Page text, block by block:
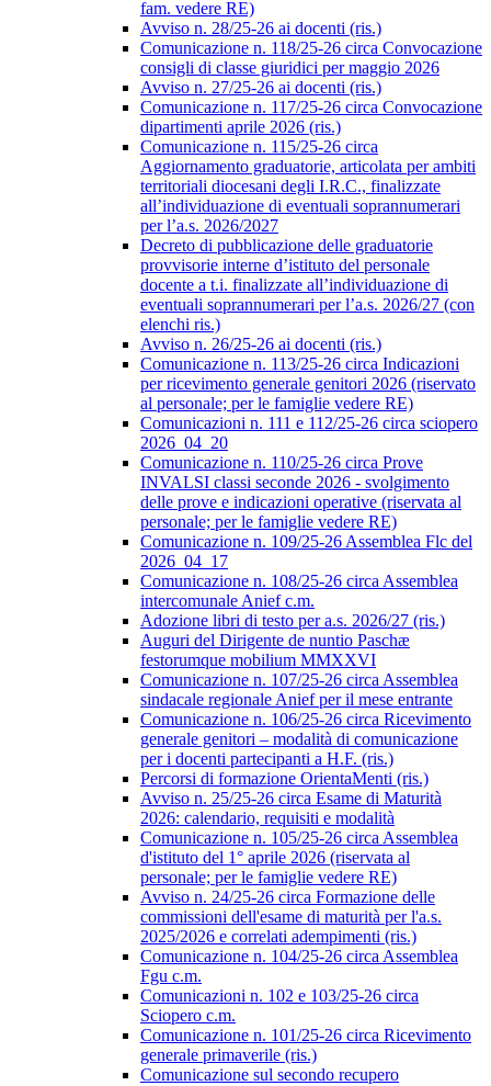
fam. vedere RE)
Avviso n. 28/25-26 ai docenti (ris.)
Comunicazione n. 118/25-26 circa Convocazione
consigli di classe giuridici per maggio 2026
Avviso n. 27/25-26 ai docenti (ris.)
Comunicazione n. 117/25-26 circa Convocazione
dipartimenti aprile 2026 (ris.)
Comunicazione n. 115/25-26 circa
Aggiornamento graduatorie, articolata per ambiti
territoriali diocesani degli I.R.C., finalizzate
all’individuazione di eventuali soprannumerari
per l’a.s. 2026/2027
Decreto di pubblicazione delle graduatorie
provvisorie interne d’istituto del personale
docente a t.i. finalizzate all’individuazione di
eventuali soprannumerari per l’a.s. 2026/27 (con
elenchi ris.)
Avviso n. 26/25-26 ai docenti (ris.)
Comunicazione n. 113/25-26 circa Indicazioni
per ricevimento generale genitori 2026 (riservato
al personale; per le famiglie vedere RE)
Comunicazioni n. 111 e 112/25-26 circa sciopero
2026_04_20
Comunicazione n. 110/25-26 circa Prove
INVALSI classi seconde 2026 - svolgimento
delle prove e indicazioni operative (riservata al
personale; per le famiglie vedere RE)
Comunicazione n. 109/25-26 Assemblea Flc del
2026_04_17
Comunicazione n. 108/25-26 circa Assemblea
intercomunale Anief c.m.
Adozione libri di testo per a.s. 2026/27 (ris.)
Auguri del Dirigente de nuntio Paschæ
festorumque mobilium MMXXVI
Comunicazione n. 107/25-26 circa Assemblea
sindacale regionale Anief per il mese entrante
Comunicazione n. 106/25-26 circa Ricevimento
generale genitori – modalità di comunicazione
per i docenti partecipanti a H.F. (ris.)
Percorsi di formazione OrientaMenti (ris.)
Avviso n. 25/25-26 circa Esame di Maturità
2026: calendario, requisiti e modalità
Comunicazione n. 105/25-26 circa Assemblea
d'istituto del 1° aprile 2026 (riservata al
personale; per le famiglie vedere RE)
Avviso n. 24/25-26 circa Formazione delle
commissioni dell'esame di maturità per l'a.s.
2025/2026 e correlati adempimenti (ris.)
Comunicazione n. 104/25-26 circa Assemblea
Fgu c.m.
Comunicazioni n. 102 e 103/25-26 circa
Sciopero c.m.
Comunicazione n. 101/25-26 circa Ricevimento
generale primaverile (ris.)
Comunicazione sul secondo recupero